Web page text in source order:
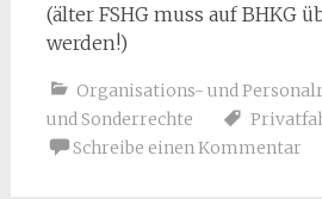
(älter FSHG muss auf BHKG
werden!)
Organisations- und
und Sonderrechte
Schreibe einen Kommentar